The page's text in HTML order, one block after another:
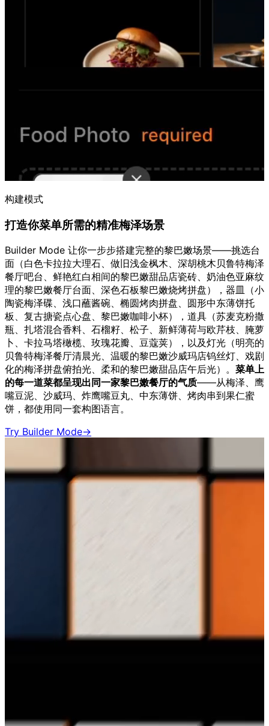
构建模式
打造你菜单所需的精准梅泽场景
Builder Mode 让你一步步搭建完整的黎巴嫩场景——挑选台
面（白色卡拉拉大理石、做旧浅金枫木、深胡桃木贝鲁特梅泽
餐厅吧台、鲜艳红白相间的黎巴嫩甜品店瓷砖、奶油色亚麻纹
理的黎巴嫩餐厅台面、深色石板黎巴嫩烧烤拼盘），器皿（小
陶瓷梅泽碟、浅口蘸酱碗、椭圆烤肉拼盘、圆形中东薄饼托
板、复古搪瓷点心盘、黎巴嫩咖啡小杯），道具（苏麦克粉撒
瓶、扎塔混合香料、石榴籽、松子、新鲜薄荷与欧芹枝、腌萝
卜、卡拉马塔橄榄、玫瑰花瓣、豆蔻荚），以及灯光（明亮的
贝鲁特梅泽餐厅清晨光、温暖的黎巴嫩沙威玛店钨丝灯、戏剧
化的梅泽拼盘俯拍光、柔和的黎巴嫩甜品店午后光）。 菜单上
的每一道菜都呈现出同一家黎巴嫩餐厅的气质——从梅泽、鹰
嘴豆泥、沙威玛、炸鹰嘴豆丸、中东薄饼、烤肉串到果仁蜜
饼，都使用同一套构图语言。
Try Builder Mode→